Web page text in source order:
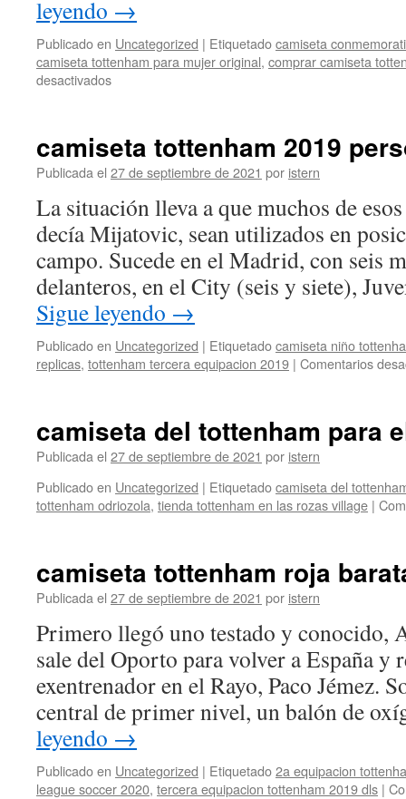
leyendo →
Publicado en Uncategorized | Etiquetadocamiseta
camiseta tottenham para mujer original, comprar camiseta
desactivadosen
2011-
12
camiseta tottenham 2019
Publicada el 27 de septiembre de 2021 por istern
La situación lleva a que muchos de
decía Mijatovic, sean utilizados en
campo. Sucede en el Madrid, con seis
delanteros, en el City (seis y siete),
Sigue leyendo →
Publicado en Uncategorized | Etiquetadocamiseta niño
replicas, tottenham tercera equipacion 2019 | Comentarios
camiseta del tottenham para
Publicada el 27 de septiembre de 2021 por istern
Publicado en Uncategorized | Etiquetadocamiseta del
tottenham odriozola, tienda tottenham en las rozas village |
camiseta tottenham roja
Publicada el 27 de septiembre de 2021 por istern
Primero llegó uno testado y conocido,
sale del Oporto para volver a España y
exentrenador en el Rayo, Paco Jémez.
central de primer nivel, un balón de
leyendo →
Publicado en Uncategorized | Etiquetado2a equipacion
league soccer 2020, tercera equipacion tottenham 2019 dls |